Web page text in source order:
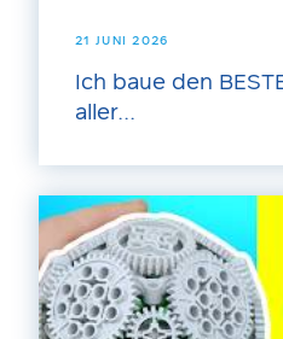
21 JUNI 2026
Ich baue den
aller...